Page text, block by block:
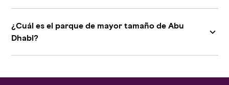
¿Cuál es el parque de mayor tamaño de Abu
Dhabi?